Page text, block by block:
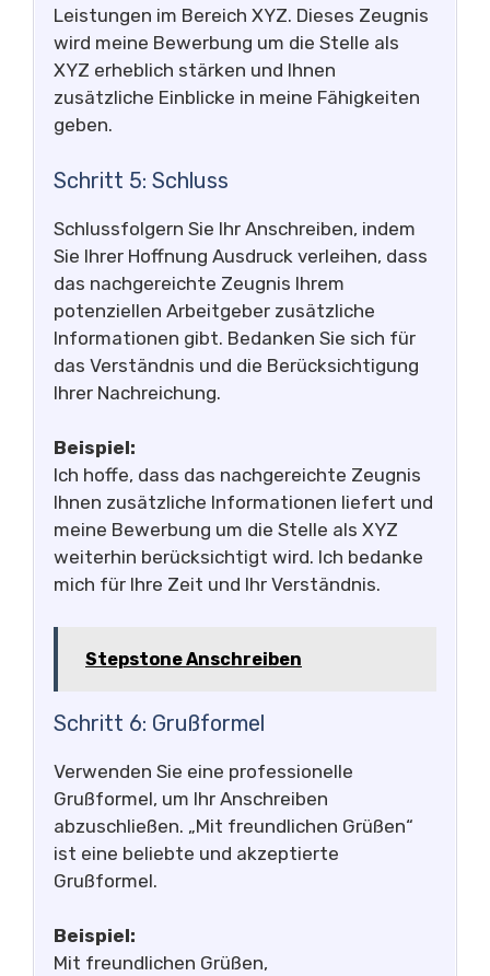
Leistungen im Bereich XYZ. Dieses Zeugnis
wird meine Bewerbung um die Stelle als
XYZ erheblich stärken und Ihnen
zusätzliche Einblicke in meine Fähigkeiten
geben.
Schritt 5: Schluss
Schlussfolgern Sie Ihr Anschreiben, indem
Sie Ihrer Hoffnung Ausdruck verleihen, dass
das nachgereichte Zeugnis Ihrem
potenziellen Arbeitgeber zusätzliche
Informationen gibt. Bedanken Sie sich für
das Verständnis und die Berücksichtigung
Ihrer Nachreichung.
Beispiel:
Ich hoffe, dass das nachgereichte Zeugnis
Ihnen zusätzliche Informationen liefert und
meine Bewerbung um die Stelle als XYZ
weiterhin berücksichtigt wird. Ich bedanke
mich für Ihre Zeit und Ihr Verständnis.
Stepstone Anschreiben
Schritt 6: Grußformel
Verwenden Sie eine professionelle
Grußformel, um Ihr Anschreiben
abzuschließen. „Mit freundlichen Grüßen“
ist eine beliebte und akzeptierte
Grußformel.
Beispiel:
Mit freundlichen Grüßen,